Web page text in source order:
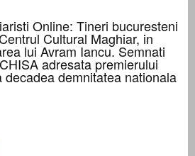
Online: Tineri bucuresteni
Cultural Maghiar, in
lui Avram Iancu. Semnati
adresata premierului
decadea demnitatea nationala